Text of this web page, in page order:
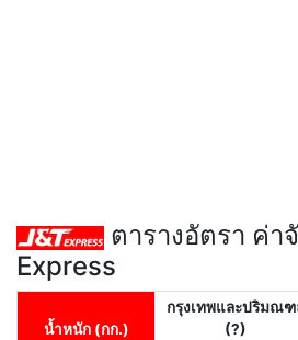
ตารางอัตรา ค่า
Express
น้ำหนัก (กก.)
กรุงเทพและปริมณฑ
(?)